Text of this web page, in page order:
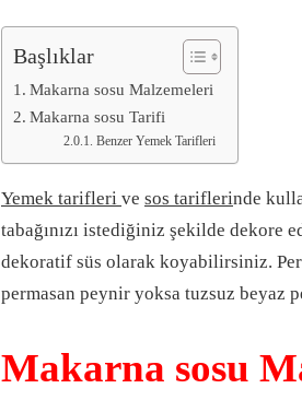
Başlıklar
Makarna sosu Malzemeleri
Makarna sosu Tarifi
Benzer Yemek Tarifleri
Yemek tarifleri ve sos tariflerinde
tabağınızı istediğiniz şekilde dekore
dekoratif süs olarak koyabilirsiniz.
permasan peynir yoksa tuzsuz beyaz
Makarna sosu